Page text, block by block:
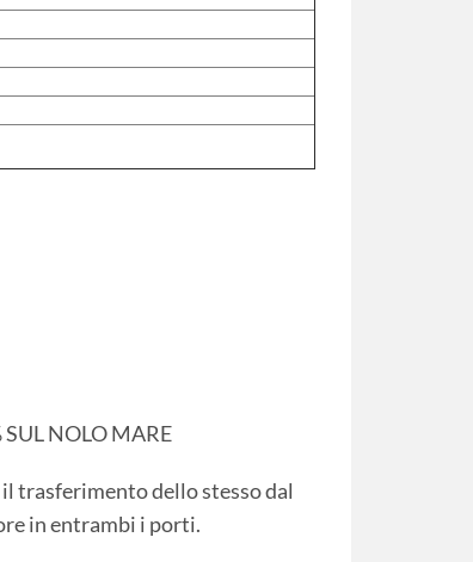
NOLO MARE
trasferimento dello stesso dal
in entrambi i porti.